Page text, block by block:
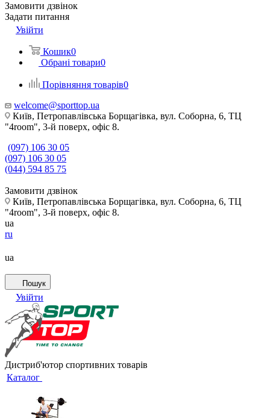
Замовити дзвінок
Задати питання
Увійти
Кошик0
Обрані товари0
Порівняння товарів0
welcome@sporttop.ua
Київ, Петропавлівська Борщагівка, вул. Соборна, 6, ТЦ
"4room", 3-й поверх, офіс 8.
(097) 106 30 05
(097) 106 30 05
(044) 594 85 75
Замовити дзвінок
Київ, Петропавлівська Борщагівка, вул. Соборна, 6, ТЦ
"4room", 3-й поверх, офіс 8.
ua
ru
ua
Пошук
Увійти
Дистриб'ютор спортивних товарів
Каталог